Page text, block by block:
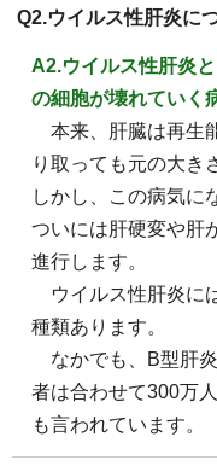
Q2.ウイルス性肝炎に
A2.ウイルス性肝炎
の細胞が壊れていく
本来、肝臓は再生
り取っても元の大き
しかし、この病気に
ついには肝硬変や肝
進行します。
ウイルス性肝炎に
種類あります。
なかでも、B型肝
者は合わせて300万
も言われています。